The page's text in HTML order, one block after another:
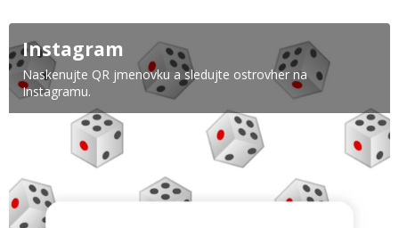
Instagram
Naskenujte QR jmenovku a sledujte ostrovher na
Instagramu.